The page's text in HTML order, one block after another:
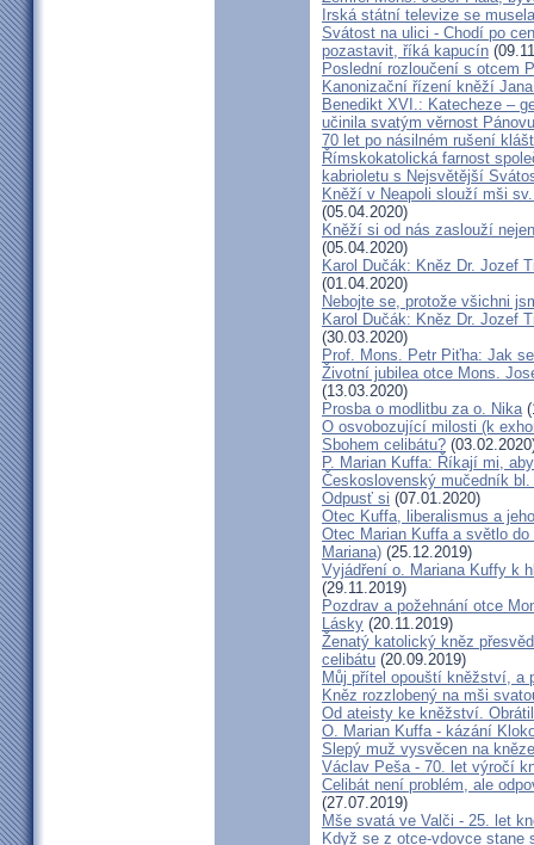
Irská státní televize se
Svátost na ulici - Chodí po
pozastavit, říká kapucín
Poslední rozloučení s otcem
Kanonizační řízení kněží
Benedikt XVI.: Katecheze –
učinila svatým věrnost
70 let po násilném rušení
Římskokatolická farnost
kabrioletu s Nejsvětější
Kněží v Neapoli slouží mši
(05.04.2020)
Kněží si od nás zaslouží
(05.04.2020)
Karol Dučák: Kněz Dr. Jozef
(01.04.2020)
Nebojte se, protože všichni
Karol Dučák: Kněz Dr. Jozef
(30.03.2020)
Prof. Mons. Petr Piťha: Jak
Životní jubilea otce Mons.
(13.03.2020)
Prosba o modlitbu za o. Nika
O osvobozující milosti (k
Sbohem celibátu?
P. Marian Kuffa: Říkají mi,
Československý mučedník
Odpusť si (07.01.2020)
Otec Kuffa, liberalismus a
Otec Marian Kuffa a světlo
Mariana) (25.12.2019)
Vyjádření o. Mariana Kuffy k
(29.11.2019)
Pozdrav a požehnání otce
Lásky (20.11.2019)
Ženatý katolický kněz
celibátu (20.09.2019)
Můj přítel opouští kněžství, a
Kněz rozzlobený na mši
Od ateisty ke kněžství.
O. Marian Kuffa - kázání
Slepý muž vysvěcen na kněze
Václav Peša - 70. let výročí
Celibát není problém, ale
(27.07.2019)
Mše svatá ve Valči - 25. let
Když se z otce-vdovce stane